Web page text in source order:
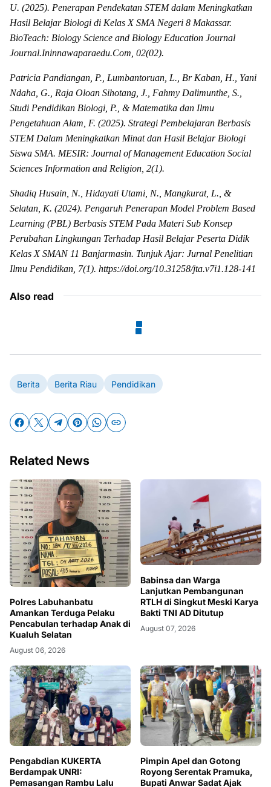
U. (2025). Penerapan Pendekatan STEM dalam Meningkatkan
Hasil Belajar Biologi di Kelas X SMA Negeri 8 Makassar.
BioTeach: Biology Science and Biology Education Journal
Journal.Ininnawaparaedu.Com, 02(02).
Patricia Pandiangan, P., Lumbantoruan, L., Br Kaban, H., Yani
Ndaha, G., Raja Oloan Sihotang, J., Fahmy Dalimunthe, S.,
Studi Pendidikan Biologi, P., & Matematika dan Ilmu
Pengetahuan Alam, F. (2025). Strategi Pembelajaran Berbasis
STEM Dalam Meningkatkan Minat dan Hasil Belajar Biologi
Siswa SMA. MESIR: Journal of Management Education Social
Sciences Information and Religion, 2(1).
Shadiq Husain, N., Hidayati Utami, N., Mangkurat, L., &
Selatan, K. (2024). Pengaruh Penerapan Model Problem Based
Learning (PBL) Berbasis STEM Pada Materi Sub Konsep
Perubahan Lingkungan Terhadap Hasil Belajar Peserta Didik
Kelas X SMAN 11 Banjarmasin. Tunjuk Ajar: Jurnal Penelitian
Ilmu Pendidikan, 7(1). https://doi.org/10.31258/jta.v7i1.128-141
Also read
Berita Berita Riau Pendidikan
Related News
Polres Labuhanbatu
Amankan Terduga Pelaku
Pencabulan terhadap Anak di
Kualuh Selatan
August 06, 2026
Babinsa dan Warga
Lanjutkan Pembangunan
RTLH di Singkut Meski Karya
Bakti TNI AD Ditutup
August 07, 2026
Pengabdian KUKERTA
Berdampak UNRI:
Pemasangan Rambu Lalu
Pimpin Apel dan Gotong
Royong Serentak Pramuka,
Bupati Anwar Sadat Ajak